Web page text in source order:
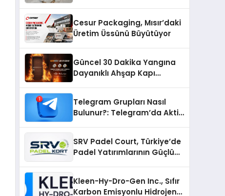
Cesur Packaging, Mısır’daki
Üretim Üssünü Büyütüyor
Güncel 30 Dakika Yangına
Dayanıklı Ahşap Kapı
Telegram Grupları Nasıl
Bulunur?: Telegram’da Aktif
SRV Padel Court, Türkiye’de
Padel Yatırımlarının Güçlü
Kleen-Hy-Dro-Gen Inc., Sıfır
Karbon Emisyonlu Hidrojen